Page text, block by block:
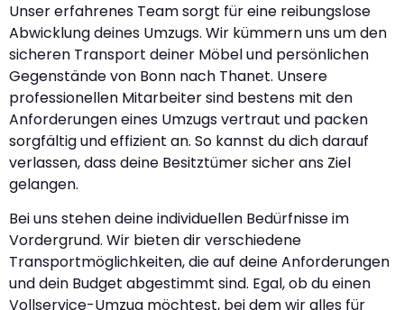
Unser erfahrenes Team sorgt für eine reibungslose
Abwicklung deines Umzugs. Wir kümmern uns um den
sicheren Transport deiner Möbel und persönlichen
Gegenstände von Bonn nach Thanet. Unsere
professionellen Mitarbeiter sind bestens mit den
Anforderungen eines Umzugs vertraut und packen
sorgfältig und effizient an. So kannst du dich darauf
verlassen, dass deine Besitztümer sicher ans Ziel
gelangen.
Bei uns stehen deine individuellen Bedürfnisse im
Vordergrund. Wir bieten dir verschiedene
Transportmöglichkeiten, die auf deine Anforderungen
und dein Budget abgestimmt sind. Egal, ob du einen
Vollservice-Umzug möchtest, bei dem wir alles für